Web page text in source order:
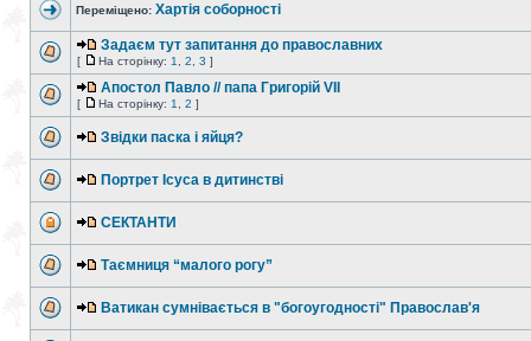
Переміщено: Хартія соборності
Задаєм тут запитання до православних
[ На сторінку: 1 2 3 ]
Апостол Павло // папа Григорій VII
[ На сторінку: 1 2 ]
Звідки паска і яйця?
Портрет Ісуса в дитинстві
СЕКТАНТИ
Таємниця “малого рогу”
Ватикан сумнівається в "богоугодності" Православ'я